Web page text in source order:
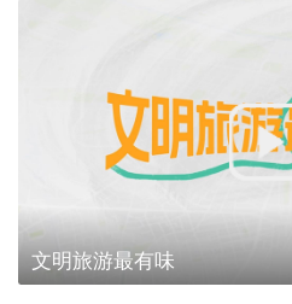
文明旅游最有味